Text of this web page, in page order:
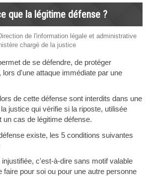
que la légitime défense ?
de l'information légale et administrative
chargé de la justice
de se défendre, de protéger
lors d'une attaque immédiate par une
de cette défense sont interdits dans une
justice qui vérifie si la riposte, utilisée
un cas de légitime défense.
existe, les 5 conditions suivantes
injustifiée, c'est-à-dire sans motif valable
faire pour soi ou pour une autre personne